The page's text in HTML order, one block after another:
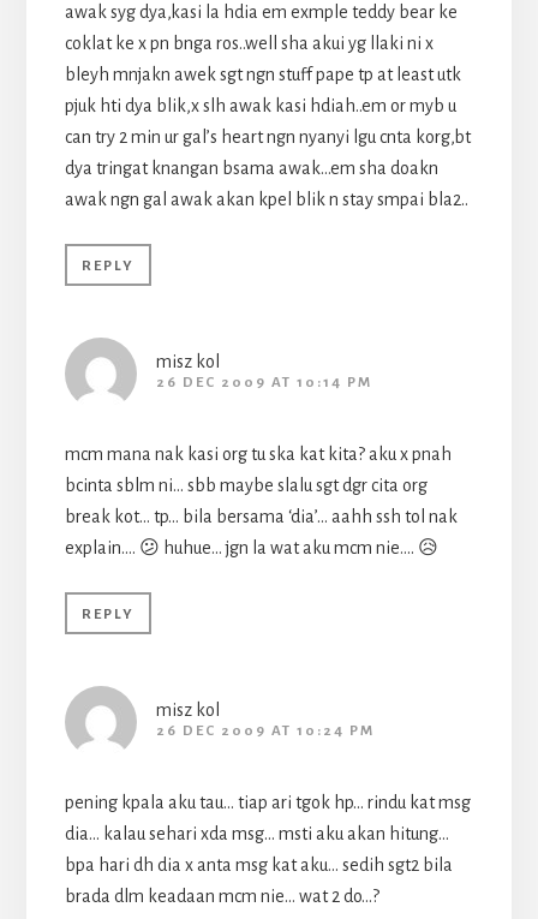
awak syg dya,kasi la hdia em exmple teddy bear ke
coklat ke x pn bnga ros..well sha akui yg llaki ni x
bleyh mnjakn awek sgt ngn stuff pape tp at least utk
pjuk hti dya blik,x slh awak kasi hdiah..em or myb u
can try 2 min ur gal’s heart ngn nyanyi lgu cnta korg,bt
dya tringat knangan bsama awak…em sha doakn
awak ngn gal awak akan kpel blik n stay smpai bla2..
REPLY
misz kol
26 DEC 2009 AT 10:14 PM
mcm mana nak kasi org tu ska kat kita? aku x pnah
bcinta sblm ni… sbb maybe slalu sgt dgr cita org
break kot… tp… bila bersama ‘dia’… aahh ssh tol nak
explain…. 😕 huhue… jgn la wat aku mcm nie…. 😥
REPLY
misz kol
26 DEC 2009 AT 10:24 PM
pening kpala aku tau… tiap ari tgok hp… rindu kat msg
dia… kalau sehari xda msg… msti aku akan hitung…
bpa hari dh dia x anta msg kat aku… sedih sgt2 bila
brada dlm keadaan mcm nie… wat 2 do…?